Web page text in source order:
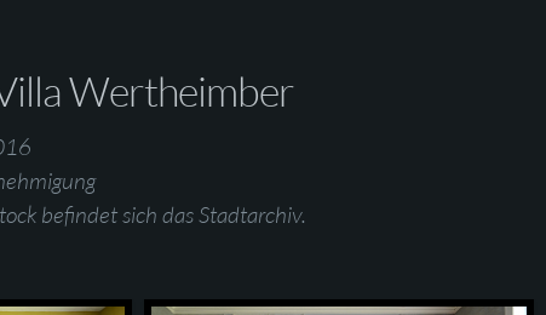
Wertheimber
befindet sich das Stadtarchiv.